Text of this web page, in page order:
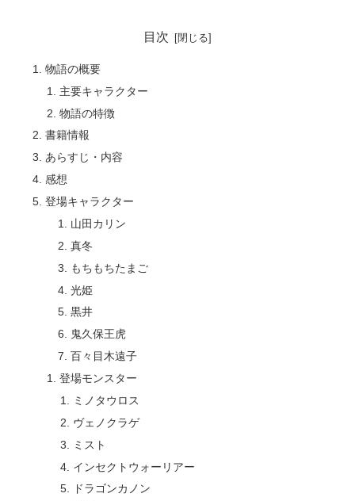
目次
物語の概要
主要キャラクター
物語の特徴
書籍情報
あらすじ・内容
感想
登場キャラクター
山田カリン
真冬
もちもちたまご
光姫
黒井
鬼久保王虎
百々目木遠子
登場モンスター
ミノタウロス
ヴェノクラゲ
ミスト
インセクトウォーリアー
ドラゴンカノン